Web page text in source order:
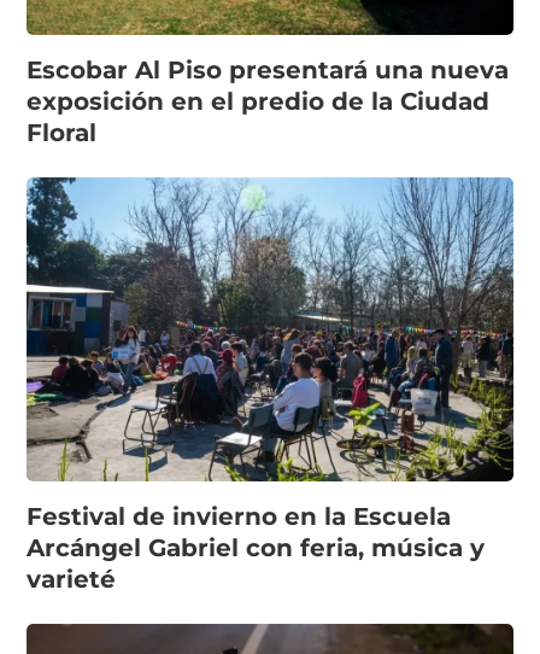
Escobar Al Piso presentará una nueva
exposición en el predio de la Ciudad
Floral
Festival de invierno en la Escuela
Arcángel Gabriel con feria, música y
varieté